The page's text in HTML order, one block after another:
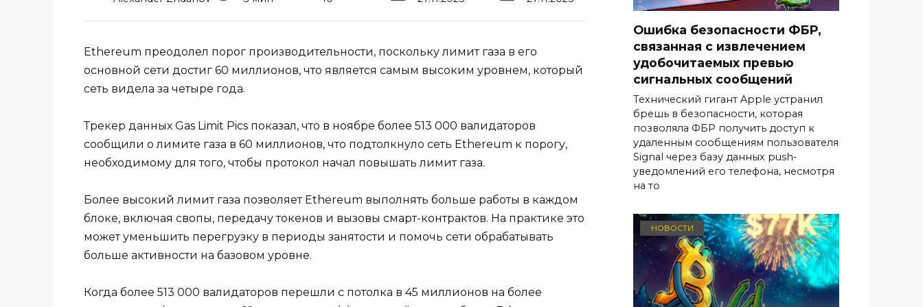
Ethereum преодолел порог производительности, поскольку лимит газа в его
основной сети достиг 60 миллионов, что является самым высоким уровнем, который
сеть видела за четыре года.
Трекер данных Gas Limit Pics показал, что в ноябре более 513 000 валидаторов
сообщили о лимите газа в 60 миллионов, что подтолкнуло сеть Ethereum к порогу,
необходимому для того, чтобы протокол начал повышать лимит газа.
Более высокий лимит газа позволяет Ethereum выполнять больше работы в каждом
блоке, включая свопы, передачу токенов и вызовы смарт-контрактов. На практике это
может уменьшить перегрузку в периоды занятости и помочь сети обрабатывать
больше активности на базовом уровне.
Когда более 513 000 валидаторов перешли с потолка в 45 миллионов на более
Ошибка безопасности ФБР,
связанная с извлечением
удобочитаемых превью
сигнальных сообщений
Технический гигант Apple устранил
брешь в безопасности, которая
позволяла ФБР получить доступ к
удаленным сообщениям пользователя
Signal через базу данных push-
уведомлений его телефона, несмотря
на то
НОВОСТИ